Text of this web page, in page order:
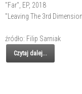
"Far", EP, 2018
"Leaving The 3rd
źródło: Filip Sarniak
Czytaj dalej...